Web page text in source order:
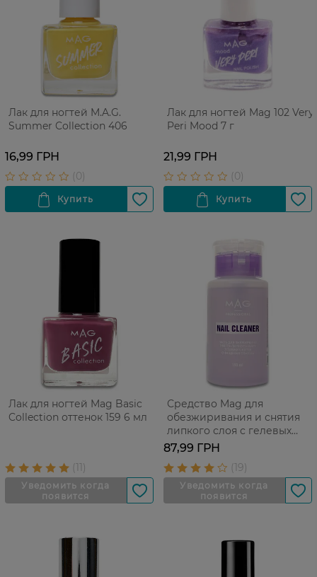
Лак для ногтей M.A.G.
Summer Collection 406
16,99 ГРН
Лак для ногтей Mag 102 Very
Peri Mood 7 г
21,99 ГРН
Лак для ногтей Mag Basic
Collection оттенок 159 6 мл
Средство Mag для
обезжиривания и снятия
липкого слоя с гелевых
ногтей и очищение кистей
150 мл
87,99 ГРН